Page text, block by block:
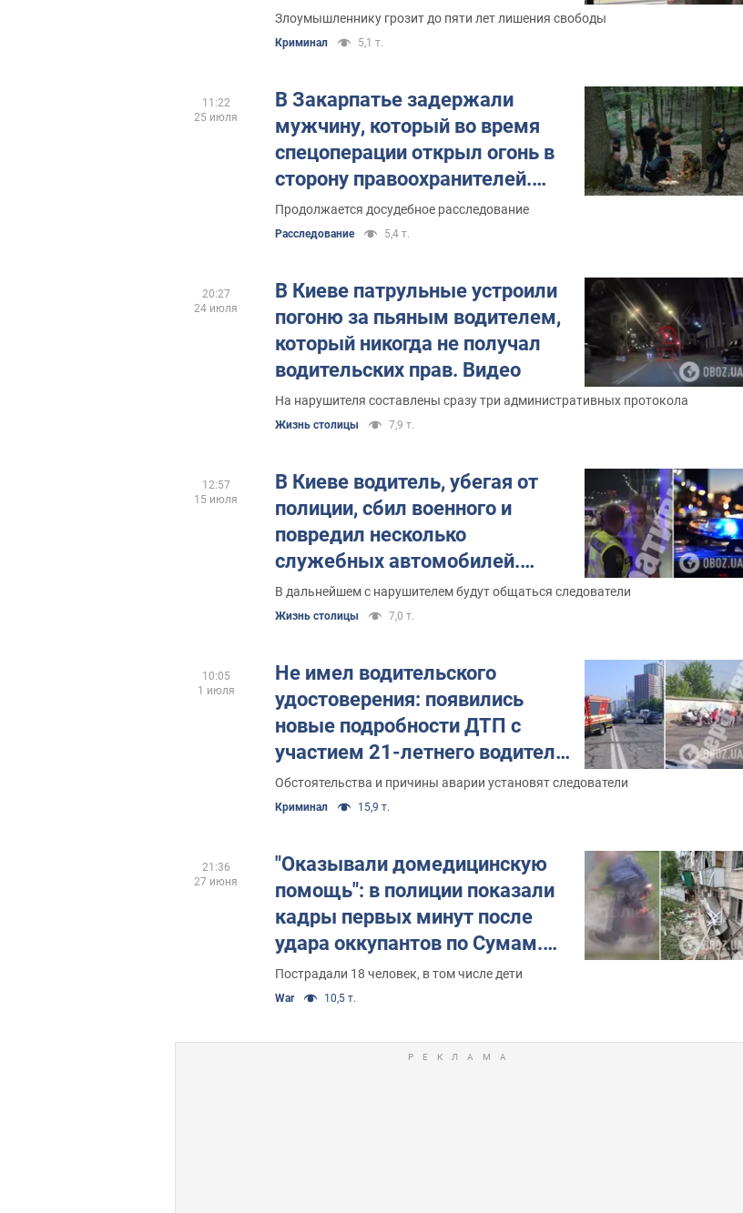
Злоумышленнику грозит до пяти лет лишения свободы
Криминал 5,1 т.
В Закарпатье задержали
мужчину, который во время
спецоперации открыл огонь в
сторону правоохранителей.
Фото, видео и все подробности
Продолжается досудебное расследование
Расследование 5,4 т.
11:22
25 июля
В Киеве патрульные устроили
погоню за пьяным водителем,
который никогда не получал
водительских прав. Видео
На нарушителя составлены сразу три административных протокола
Жизнь столицы 7,9 т.
20:27
24 июля
В Киеве водитель, убегая от
полиции, сбил военного и
повредил несколько
служебных автомобилей.
Видео
В дальнейшем с нарушителем будут общаться следователи
Жизнь столицы 7,0 т.
12:57
15 июля
Не имел водительского
удостоверения: появились
новые подробности ДТП с
участием 21-летнего водителя
BMW, который в Киеве
протаранил пять автомобилей.
Обстоятельства и причины аварии установят следователи
Криминал 15,9 т.
10:05
1 июля
"Оказывали домедицинскую
помощь": в полиции показали
кадры первых минут после
удара оккупантов по Сумам.
Видео
Пострадали 18 человек, в том числе дети
War 10,5 т.
21:36
27 июня